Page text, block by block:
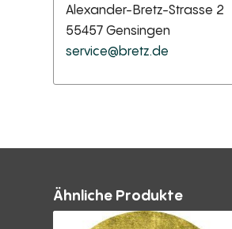
Alexander-Bretz-Strasse 2
55457 Gensingen
service@bretz.de
Ähnliche Produkte